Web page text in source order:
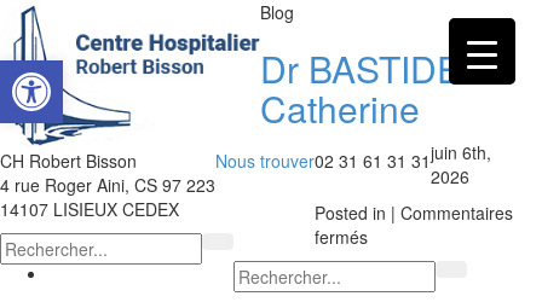
Ouvrir la barre d’outils
CH Robert Bisson
4 rue Roger Aini, CS 97 223
14107 LISIEUX CEDEX
Nous trouver02 31 61 31 31
Blog
Dr BASTIDE
Catherine
juin 6th,
2026
Posted in | Commentaires
ferméssur
Dr